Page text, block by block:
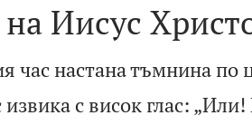
Иисус
час настана тъмнина по
с висок глас: